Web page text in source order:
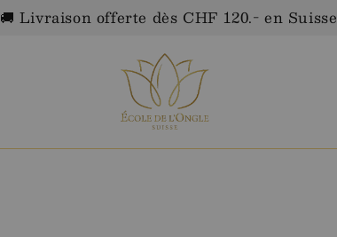
🚚 Livraison offerte dès CHF 120.- en Suisse